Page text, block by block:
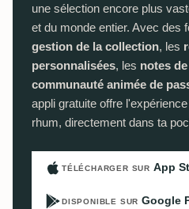
une sélection encore plus
et du monde entier. Avec des
gestion de la collection, les
personnalisées, les notes
communauté animée de
appli gratuite offre
rhum, directement dans ta
TÉLÉCHARGER SUR App
DISPONIBLE SUR Google